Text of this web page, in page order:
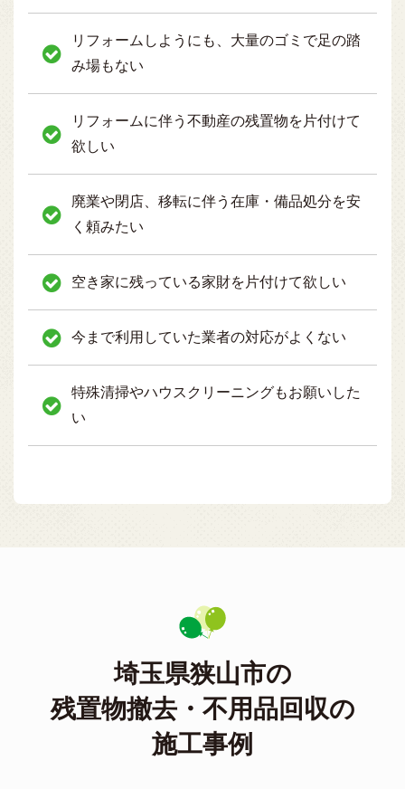
リフォームしようにも、大量のゴミで足の踏
み場もない
リフォームに伴う不動産の残置物を片付けて
欲しい
廃業や閉店、移転に伴う在庫・備品処分を安
く頼みたい
空き家に残っている家財を片付けて欲しい
今まで利用していた業者の対応がよくない
特殊清掃やハウスクリーニングもお願いした
い
埼玉県狭山市の
残置物撤去・不用品回収の
施工事例